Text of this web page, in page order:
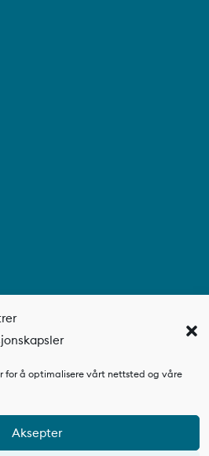
for å optimalisere vårt nettsted og våre
Aksepter